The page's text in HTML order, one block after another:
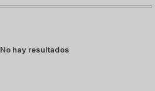
No hay resultados